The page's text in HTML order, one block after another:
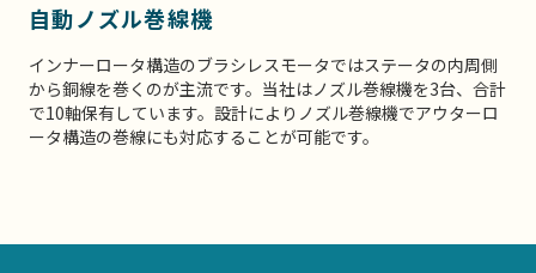
自動ノズル巻線機
インナーロータ構造のブラシレスモータではステータの内周側
から銅線を巻くのが主流です。当社はノズル巻線機を3台、合計
で10軸保有しています。設計によりノズル巻線機でアウターロ
ータ構造の巻線にも対応することが可能です。